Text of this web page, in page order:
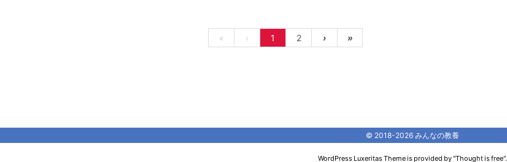
« ‹ 1 2 › »
© 2018-2026 みんなの教養
WordPress Luxeritas Theme is provided by "Thought is free".